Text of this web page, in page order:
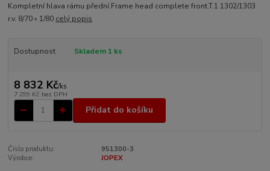
Kompletní hlava rámu přední.Frame head complete front.T.1 1302/1303
r.v. 8/70 » 1/80 celý popis
Dostupnost Skladem 1 ks
8 832 Kč/ks
7 299 Kč bez DPH
Přidat do košíku
Číslo produktu:
951300-3
Výrobce:
JOPEX